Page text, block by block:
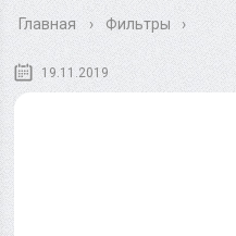
Главная › Фильтры
19.11.2019